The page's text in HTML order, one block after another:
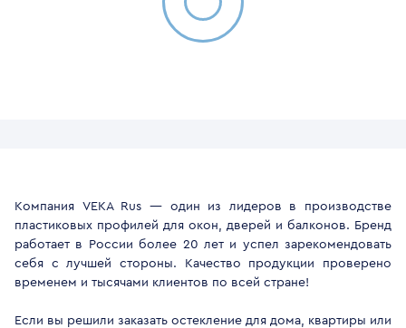
Компания VEKA Rus — один из лидеров в производстве
пластиковых профилей для окон, дверей и балконов. Бренд
работает в России более 20 лет и успел зарекомендовать
себя с лучшей стороны. Качество продукции проверено
временем и тысячами клиентов по всей стране!
Если вы решили заказать остекление для дома, квартиры или